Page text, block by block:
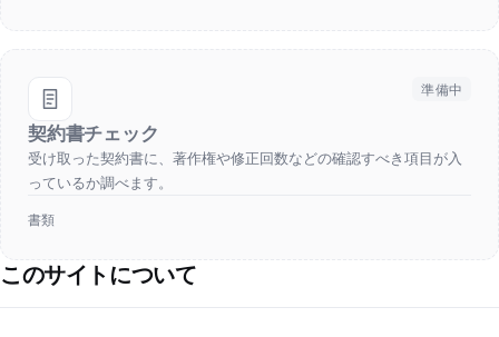
準備中
契約書チェック
受け取った契約書に、著作権や修正回数などの確認すべき項目が入
っているか調べます。
書類
このサイトについて